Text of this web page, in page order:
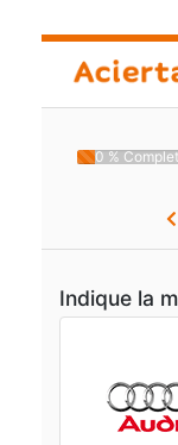
0 %
Indique la